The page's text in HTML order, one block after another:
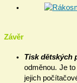
Závěr
Tisk dětských
odměnou. Je
jejich